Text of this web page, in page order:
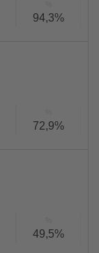
94,3%
72,9%
49,5%